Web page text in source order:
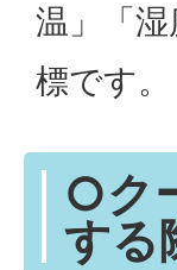
温」「
標です。
○ク
する